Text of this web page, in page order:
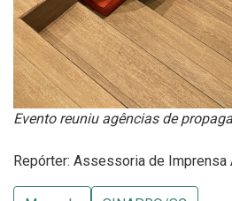
Evento reuniu agências de
Repórter: Assessoria de Imprensa